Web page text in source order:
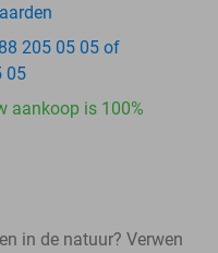
205 05 05 of
05
aankoop is 100%
in de natuur? Verwen